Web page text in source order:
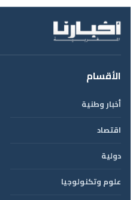
الأقسام
أخبار وطنية
اقتصاد
دولية
علوم وتكنولوجيا